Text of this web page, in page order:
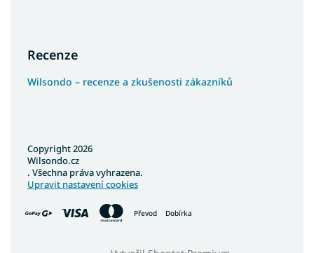
Recenze
Wilsondo – recenze a zkušenosti zákazníků
Převod Dobírka
Copyright 2026
Wilsondo.cz
. Všechna práva vyhrazena.
Upravit nastavení cookies